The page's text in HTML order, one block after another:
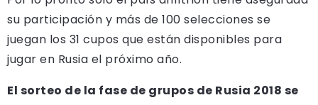
su participación y más de 100 selecciones se
juegan los 31 cupos que están disponibles para
jugar en Rusia el próximo año.
El sorteo de la fase de grupos de Rusia 2018 se